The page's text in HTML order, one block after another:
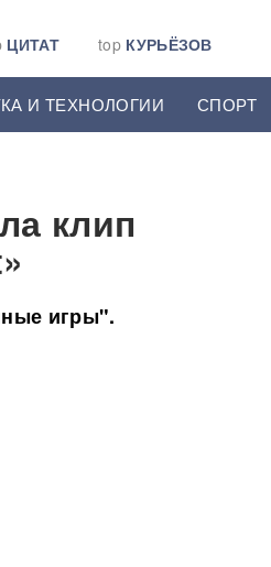
ЦИТАТ top КУРЬЁЗОВ
И ТЕХНОЛОГИИ СПОРТ
клип
игры".